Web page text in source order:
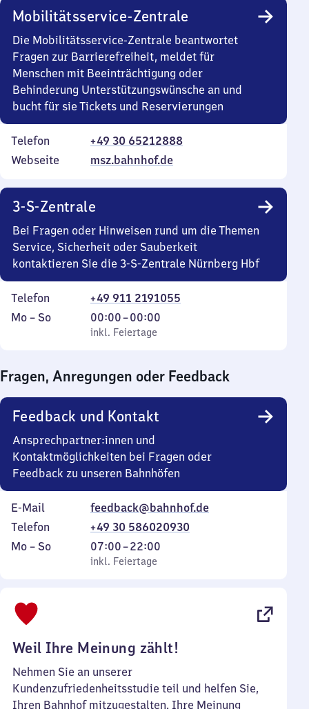
Mobilitätsservice-Zentrale
Die Mobilitätsservice-Zentrale beantwortet
Fragen zur Barrierefreiheit, meldet für
Menschen mit Beeinträchtigung oder
Behinderung Unterstützungswünsche an und
bucht für sie Tickets und Reservierungen
Telefon
+49 30 65212888
Webseite
msz.bahnhof.de
3-S-Zentrale
Bei Fragen oder Hinweisen rund um die Themen
Service, Sicherheit oder Sauberkeit
kontaktieren Sie die 3-S-Zentrale Nürnberg Hbf
Telefon
+49 911 2191055
Montag
Mo – So,
inkl. Feiertage
00:00–00:00
Von
0
0
Uhr
inkl. Feiertage
Fragen, Anregungen oder Feedback
Feedback und Kontakt
Ansprechpartner:innen und
Kontaktmöglichkeiten bei Fragen oder
Feedback zu unseren Bahnhöfen
E-Mail
feedback@bahnhof.de
Telefon
+49 30 586020930
Montag
Mo – So,
inkl. Feiertage
07:00–22:00
Von
7
inkl. Feiertage
Weil Ihre Meinung zählt!
Nehmen Sie an unserer
Kundenzufriedenheitsstudie teil und helfen Sie,
Ihren Bahnhof mitzugestalten. Ihre Meinung